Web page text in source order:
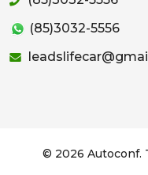
(85)3032-5556
© 2026 Autoconf.